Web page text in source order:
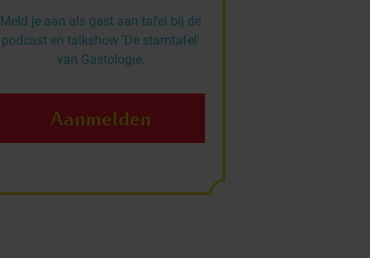
Meld je aan als gast aan tafel bij de
podcast en talkshow 'De stamtafel'
van Gastologie.
Aanmelden